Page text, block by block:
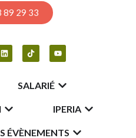
89 29 33
SALARIÉ
IPERIA
ÉVÈNEMENTS